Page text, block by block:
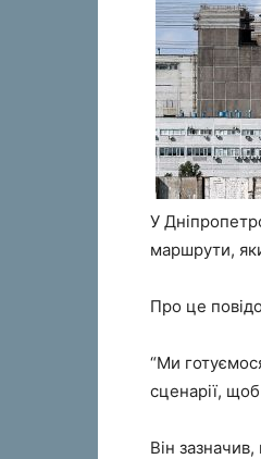
У
маршрути,
Про це
“Ми
сценарії,
Він